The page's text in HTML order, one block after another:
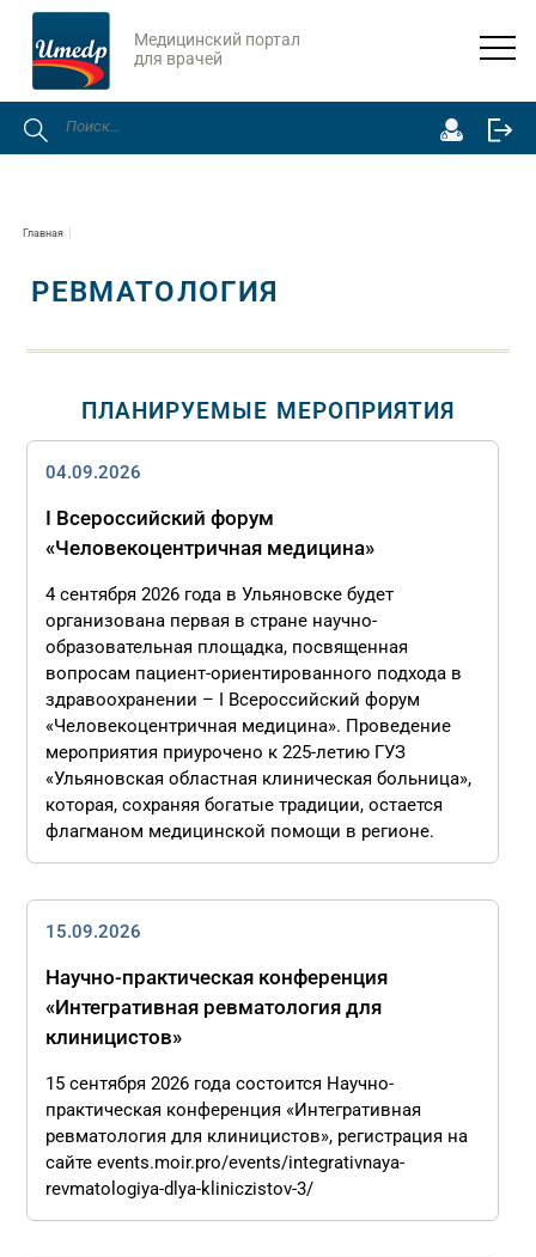
Медицинский портал
для врачей
Главная
РЕВМАТОЛОГИЯ
ПЛАНИРУЕМЫЕ МЕРОПРИЯТИЯ
04.09.2026
I Всероссийский форум
«Человекоцентричная медицина»
4 сентября 2026 года в Ульяновске будет
организована первая в стране научно-
образовательная площадка, посвященная
вопросам пациент-ориентированного подхода в
здравоохранении – I Всероссийский форум
«Человекоцентричная медицина». Проведение
мероприятия приурочено к 225-летию ГУЗ
«Ульяновская областная клиническая больница»,
которая, сохраняя богатые традиции, остается
флагманом медицинской помощи в регионе.
15.09.2026
Научно-практическая конференция
«Интегративная ревматология для
клиницистов»
15 сентября 2026 года состоится Научно-
практическая конференция «Интегративная
ревматология для клиницистов», регистрация на
сайте events.moir.pro/events/integrativnaya-
revmatologiya-dlya-kliniczistov-3/